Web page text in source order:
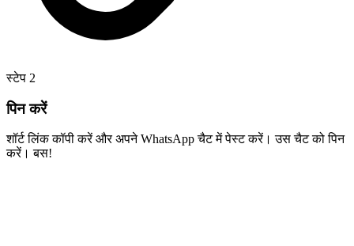
स्टेप 2
पिन करें
शॉर्ट लिंक कॉपी करें और अपने WhatsApp चैट में पेस्ट करें। उस चैट को पिन
करें। बस!